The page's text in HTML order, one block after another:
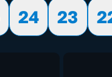
24 23